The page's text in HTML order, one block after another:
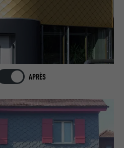
APRÈS